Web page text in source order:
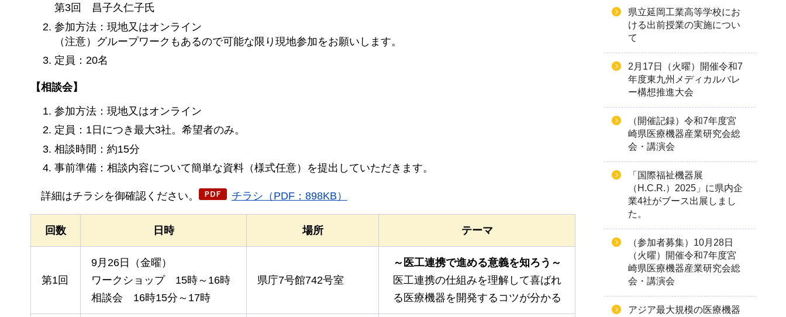
第3回
昌子久仁子氏
参加方法：現地又はオンライン
（注意）グループワークもあるので可能な限り現地参加をお願いします。
定員：20名
【相談会】
参加方法：現地又はオンライン
定員：1日につき最大3社。希望者のみ。
相談時間：約15分
事前準備：相談内容について簡単な資料（様式任意）を提出していただきます。
詳細はチラシを御確認ください。 チラシ（PDF：898KB）
回数 日時 場所 テーマ
第1回
9月26日（金曜）
ワークショップ
15時～16時
相談会
16時15分～17時
県庁7号館742号室
～医工連携で進める意義を知ろう～
医工連携の仕組みを理解して喜ばれ
る医療機器を開発するコツが分かる
県立延岡工業高等学校にお
ける出前授業の実施につい
て
2月17日（火曜）開催令和7
年度東九州メディカルバレ
ー構想推進大会
（開催記録）令和7年度宮
崎県医療機器産業研究会総
会・講演会
「国際福祉機器展
（H.C.R.）2025」に県内企
業4社がブース出展しまし
た。
（参加者募集）10月28日
（火曜）開催令和7年度宮
崎県医療機器産業研究会総
会・講演会
アジア最大規模の医療機器